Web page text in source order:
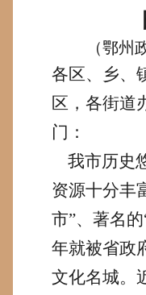
（鄂州
各区、乡、
区，各街道
门：
我市历史
资源十分丰
市”、著名
年就被省政
文化名城。